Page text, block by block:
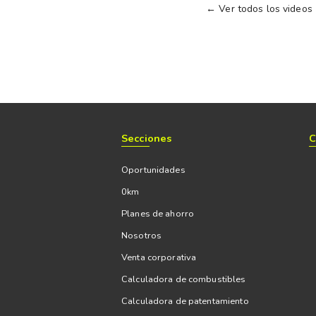
← Ver todos los videos
Secciones
Oportunidades
0km
Planes de ahorro
Nosotros
Venta corporativa
Calculadora de combustibles
Calculadora de patentamiento